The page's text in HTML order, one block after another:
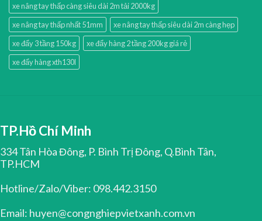
xe nâng tay thấp càng siêu dài 2m tải 2000kg
xe nâng tay thấp nhất 51mm
xe nâng tay thấp siêu dài 2m càng hẹp
xe đẩy 3 tầng 150kg
xe đẩy hàng 2 tầng 200kg giá rẻ
xe đẩy hàng xth130l
TP.Hồ Chí Minh
334 Tân Hòa Đông, P. Bình Trị Đông, Q.Bình Tân,
TP.HCM
Hotline/Zalo/Viber: 098.442.3150
Email: huyen@congnghiepvietxanh.com.vn